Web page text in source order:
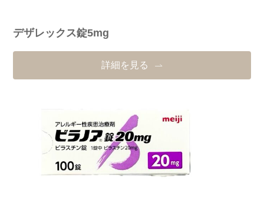
デザレックス錠5mg
詳細を見る